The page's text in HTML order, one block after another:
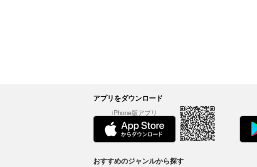
アプリをダウンロード
iPhone版アプリ
おすすめのジャンルから探す